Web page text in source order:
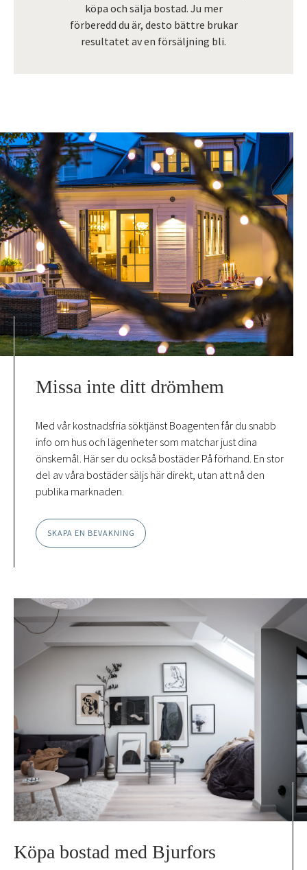
köpa och sälja bostad. Ju mer
förberedd du är, desto bättre brukar
resultatet av en försäljning bli.
Missa inte ditt drömhem
Med vår kostnadsfria söktjänst Boagenten får du snabb
info om hus och lägenheter som matchar just dina
önskemål. Här ser du också bostäder På förhand. En stor
del av våra bostäder säljs här direkt, utan att nå den
publika marknaden.
SKAPA EN BEVAKNING
Köpa bostad med Bjurfors